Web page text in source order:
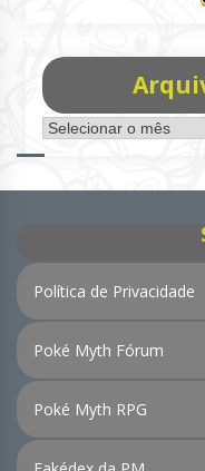
Arquivo
de
Política de Privacidade
Poké Myth Fórum
Poké Myth RPG